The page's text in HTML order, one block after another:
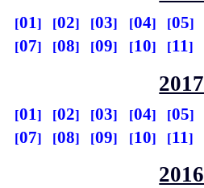
01 02 03 04 05
07
08 09 10 11
2017
01 02 03 04 05
07
08 09 10 11
2016